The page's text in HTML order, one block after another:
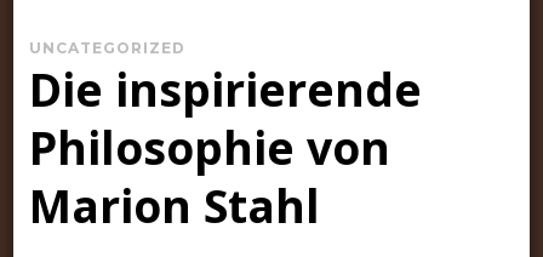
UNCATEGORIZED
Die inspirierende
Philosophie von
Marion Stahl